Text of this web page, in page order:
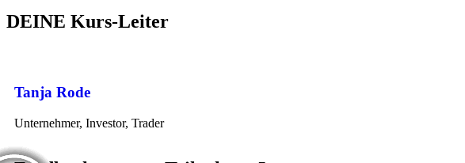
DEINE Kurs-Leiter
Tanja Rode
Unternehmer, Investor, Trader